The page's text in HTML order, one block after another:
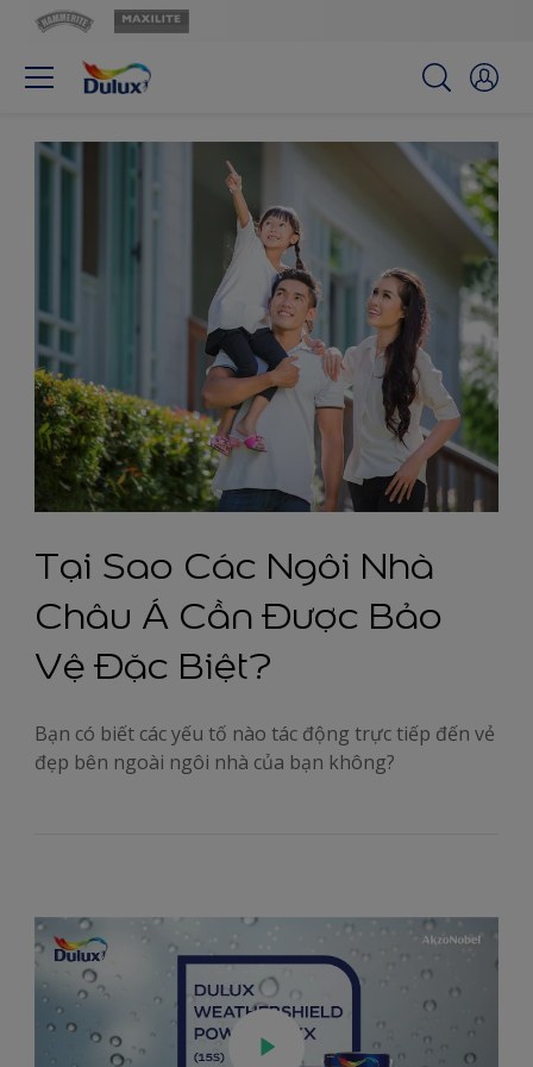
Tại Sao Các Ngôi Nhà
Châu Á Cần Được Bảo
Vệ Đặc Biệt?
Bạn có biết các yếu tố nào tác động trực tiếp đến vẻ
đẹp bên ngoài ngôi nhà của bạn không?